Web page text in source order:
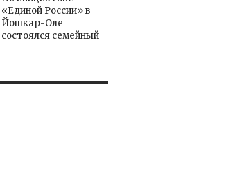
«Единой России» в
Йошкар-Оле
состоялся семейный